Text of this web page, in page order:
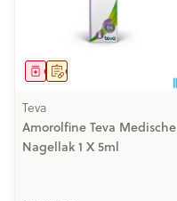
Op voorschrift
Geneesmiddel
Teva
Amorolfine Teva Medische
Nagellak 1 X 5ml